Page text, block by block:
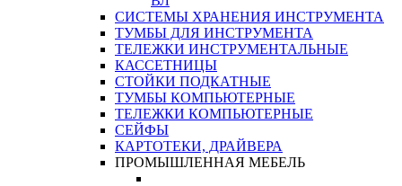
СИСТЕМЫ ХРАНЕНИЯ ИНСТРУМЕНТА
ТУМБЫ ДЛЯ ИНСТРУМЕНТА
ТЕЛЕЖКИ ИНСТРУМЕНТАЛЬНЫЕ
КАССЕТНИЦЫ
СТОЙКИ ПОДКАТНЫЕ
ТУМБЫ КОМПЬЮТЕРНЫЕ
ТЕЛЕЖКИ КОМПЬЮТЕРНЫЕ
СЕЙФЫ
КАРТОТЕКИ, ДРАЙВЕРА
ПРОМЫШЛЕННАЯ МЕБЕЛЬ